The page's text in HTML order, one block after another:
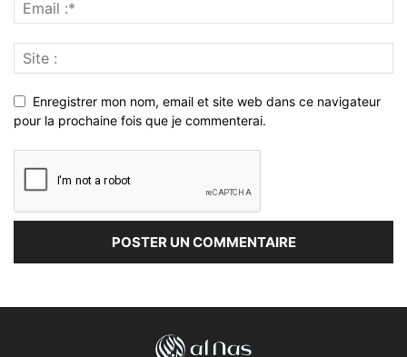
Enregistrer mon nom, email et site web dans ce navigateur
pour la prochaine fois que je commenterai.